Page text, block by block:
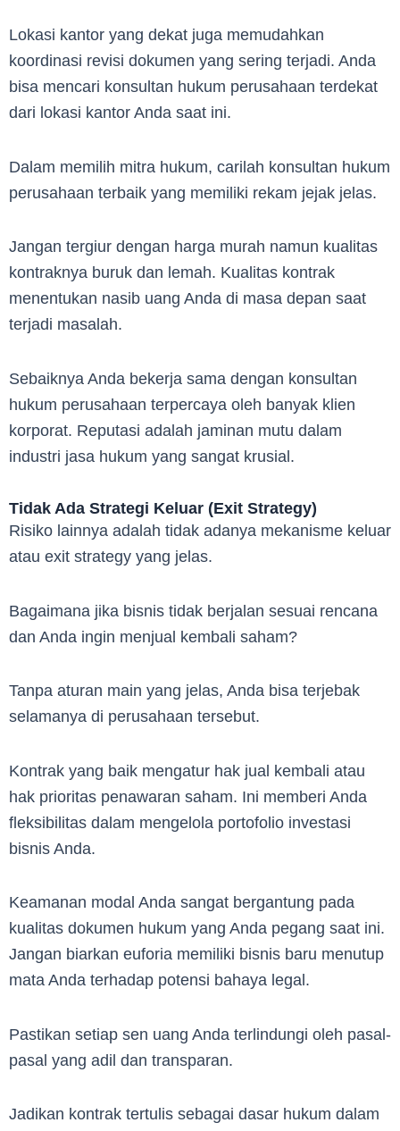
Lokasi kantor yang dekat juga memudahkan
koordinasi revisi dokumen yang sering terjadi. Anda
bisa mencari konsultan hukum perusahaan terdekat
dari lokasi kantor Anda saat ini.
Dalam memilih mitra hukum, carilah konsultan hukum
perusahaan terbaik yang memiliki rekam jejak jelas.
Jangan tergiur dengan harga murah namun kualitas
kontraknya buruk dan lemah. Kualitas kontrak
menentukan nasib uang Anda di masa depan saat
terjadi masalah.
Sebaiknya Anda bekerja sama dengan konsultan
hukum perusahaan terpercaya oleh banyak klien
korporat. Reputasi adalah jaminan mutu dalam
industri jasa hukum yang sangat krusial.
Tidak Ada Strategi Keluar (Exit Strategy)
Risiko lainnya adalah tidak adanya mekanisme keluar
atau exit strategy yang jelas.
Bagaimana jika bisnis tidak berjalan sesuai rencana
dan Anda ingin menjual kembali saham?
Tanpa aturan main yang jelas, Anda bisa terjebak
selamanya di perusahaan tersebut.
Kontrak yang baik mengatur hak jual kembali atau
hak prioritas penawaran saham. Ini memberi Anda
fleksibilitas dalam mengelola portofolio investasi
bisnis Anda.
Keamanan modal Anda sangat bergantung pada
kualitas dokumen hukum yang Anda pegang saat ini.
Jangan biarkan euforia memiliki bisnis baru menutup
mata Anda terhadap potensi bahaya legal.
Pastikan setiap sen uang Anda terlindungi oleh pasal-
pasal yang adil dan transparan.
Jadikan kontrak tertulis sebagai dasar hukum dalam